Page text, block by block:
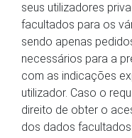
seus utilizadores
facultados para os
sendo apenas
necessários para a
com as indicações
utilizador. Caso o
direito de obter o
dos dados facultados.